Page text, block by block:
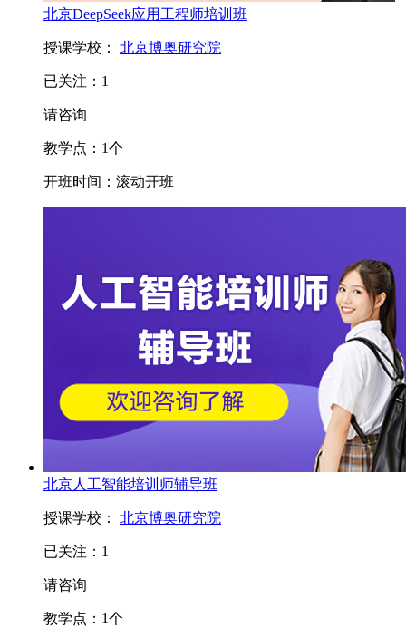
北京DeepSeek应用工程师培训班
授课学校： 北京博奥研究院
已关注： 1
请咨询
教学点： 1个
开班时间： 滚动开班
北京人工智能培训师辅导班
授课学校： 北京博奥研究院
已关注： 1
请咨询
教学点： 1个